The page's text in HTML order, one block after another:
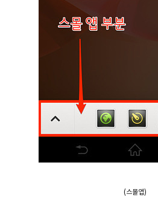
(스몰앱)